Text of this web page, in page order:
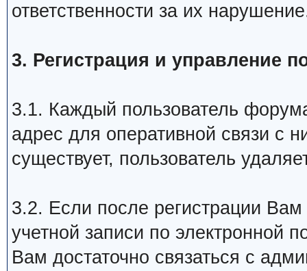
ответственности за их
3. Регистрация и управление
3.1. Каждый пользователь
адрес для оперативной связи с
существует, пользователь
3.2. Если после регистрации
учетной записи по электронной
Вам достаточно связаться с